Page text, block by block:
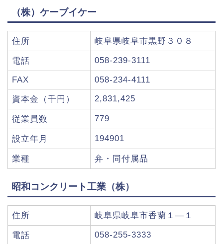
（株）ケーブイケー
住所 岐阜県岐阜市黒野３０８
電話 058-239-3111
FAX 058-234-4111
資本金（千円） 2,831,425
従業員数 779
設立年月 194901
業種 弁・同付属品
昭和コンクリート工業（株）
住所 岐阜県岐阜市香蘭１―１
電話 058-255-3333